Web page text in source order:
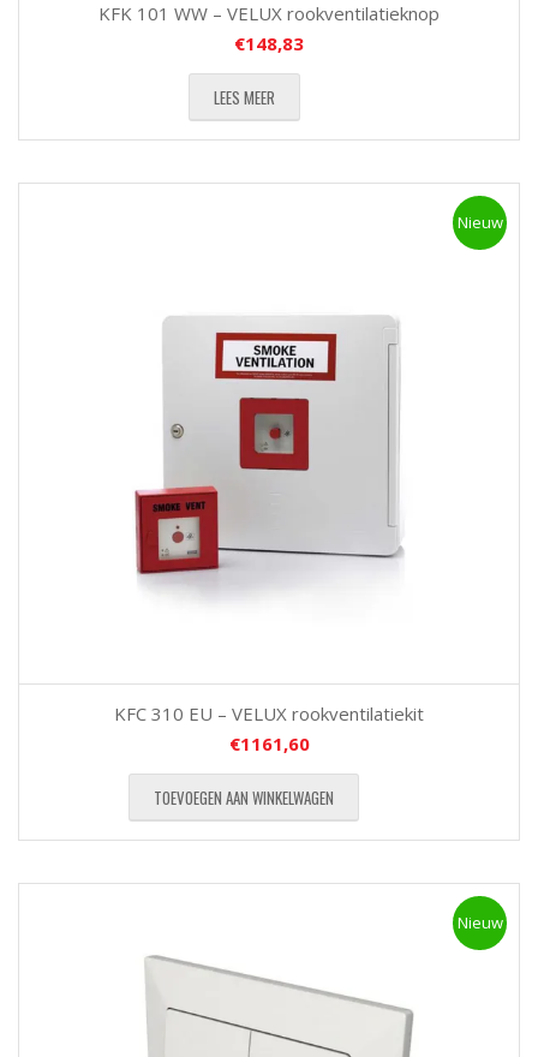
KFK 101 WW – VELUX rookventilatieknop
€148,83
LEES MEER
Nieuw
KFC 310 EU – VELUX rookventilatiekit
€1161,60
TOEVOEGEN AAN WINKELWAGEN
Nieuw